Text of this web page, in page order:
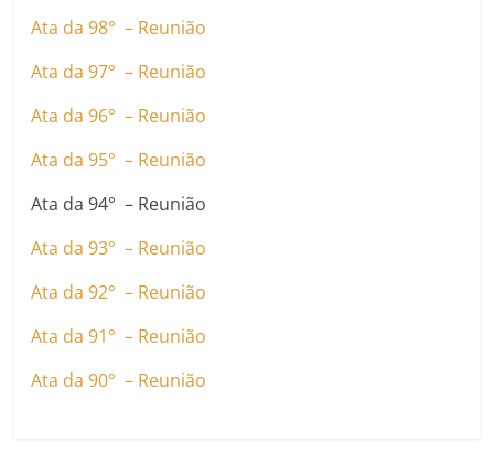
Ata da 98° – Reunião
Ata da 97° – Reunião
Ata da 96° – Reunião
Ata da 95° – Reunião
Ata da 94° – Reunião
Ata da 93° – Reunião
Ata da 92° – Reunião
Ata da 91° – Reunião
Ata da 90° – Reunião